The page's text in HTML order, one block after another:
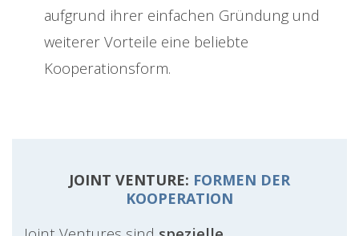
aufgrund ihrer einfachen Gründung und
weiterer Vorteile eine beliebte
Kooperationsform.
JOINT VENTURE: FORMEN DER
KOOPERATION